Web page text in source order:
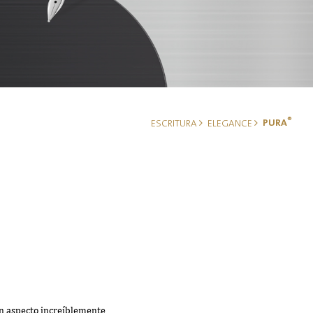
ESCRITURA ELEGANCE PURA®
aspecto increíblemente